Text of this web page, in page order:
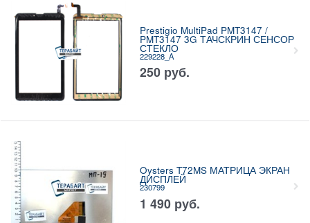
Prestigio MultiPad PMT3147 /
PMT3147 3G ТАЧСКРИН СЕНСОР
СТЕКЛО
229228_A
250 руб.
Oysters T72MS МАТРИЦА ЭКРАН
ДИСПЛЕЙ
230799
1 490 руб.